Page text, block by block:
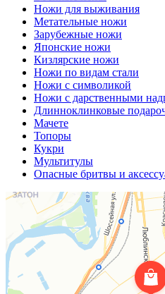
Ножи для выживания
Метательные ножи
Зарубежные ножи
Японские ножи
Кизлярские ножи
Ножи по видам стали
Ножи с символикой
Ножи с дарственными
Длинноклинковые
Мачете
Топоры
Кукри
Мультитулы
Опасные бритвы и